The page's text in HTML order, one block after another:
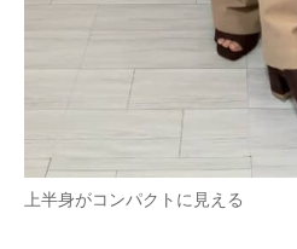
上半身がコンパクトに見える